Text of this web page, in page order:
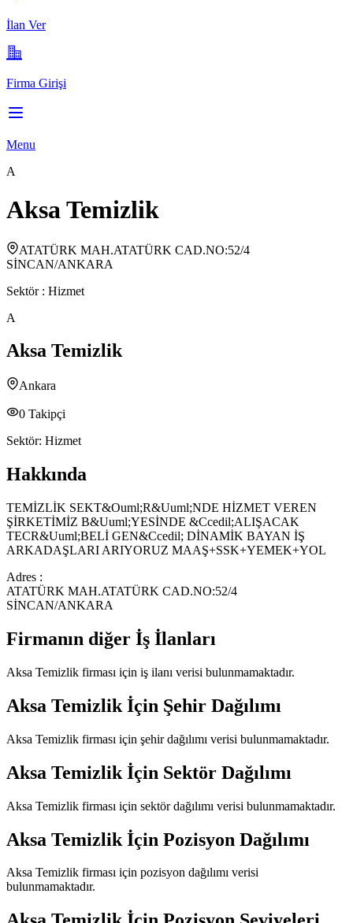
İlan Ver
Firma Girişi
Menu
A
Aksa Temizlik
ATATÜRK MAH.ATATÜRK CAD.NO:52/4
SİNCAN/ANKARA
Sektör : Hizmet
A
Aksa Temizlik
Ankara
0 Takipçi
Sektör: Hizmet
Hakkında
TEMİZLİK SEKT&Ouml;R&Uuml;NDE HİZMET VEREN
ŞİRKETİMİZ B&Uuml;YESİNDE &Ccedil;ALIŞACAK
TECR&Uuml;BELİ GEN&Ccedil; DİNAMİK BAYAN İŞ
ARKADAŞLARI ARIYORUZ MAAŞ+SSK+YEMEK+YOL
Adres :
ATATÜRK MAH.ATATÜRK CAD.NO:52/4
SİNCAN/ANKARA
Firmanın diğer İş İlanları
Aksa Temizlik firması için iş ilanı verisi bulunmamaktadır.
Aksa Temizlik İçin Şehir Dağılımı
Aksa Temizlik firması için şehir dağılımı verisi bulunmamaktadır.
Aksa Temizlik İçin Sektör Dağılımı
Aksa Temizlik firması için sektör dağılımı verisi bulunmamaktadır.
Aksa Temizlik İçin Pozisyon Dağılımı
Aksa Temizlik firması için pozisyon dağılımı verisi
bulunmamaktadır.